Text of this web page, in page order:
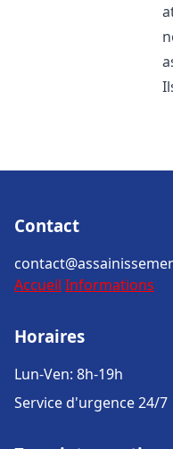
Contact
Accueil Informations
Horaires
Lun-Ven: 8h-19h
Service d'urgence 24/7